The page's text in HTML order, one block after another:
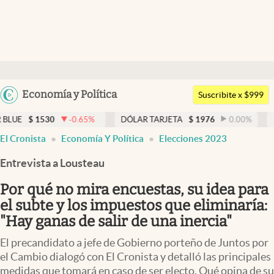
Argentina
Uruguay
Economía y Política
Members
Economía y Política
Finanzas y Mercados
Mercados Online
Negocios
Columnistas
Apertura
Suscribite x $999
-0.65% DÓLAR TARJETA $ 1976 0.00% DÓLAR MEP
El Cronista Economía Y Política Elecciones 2023
Entrevista a Lousteau
Por qué no mira encuestas, su idea para
el subte y los impuestos que eliminaría:
"Hay ganas de salir de una inercia"
El precandidato a jefe de Gobierno porteño de Juntos por
el Cambio dialogó con El Cronista y detalló las principales
medidas que tomará en caso de ser electo. Qué opina de su